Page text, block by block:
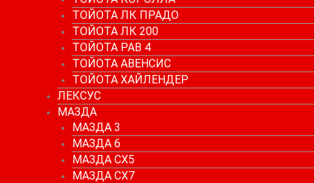
ТОЙОТА ЛК ПРАДО
ТОЙОТА ЛК 200
ТОЙОТА РАВ 4
ТОЙОТА АВЕНСИС
ТОЙОТА ХАЙЛЕНДЕР
ЛЕКСУС
МАЗДА
МАЗДА 3
МАЗДА 6
МАЗДА СХ5
МАЗДА СХ7